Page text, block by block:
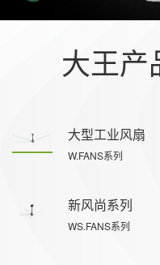
大王产
大型工业风扇
W.FANS系列
新风尚系列
WS.FANS系列